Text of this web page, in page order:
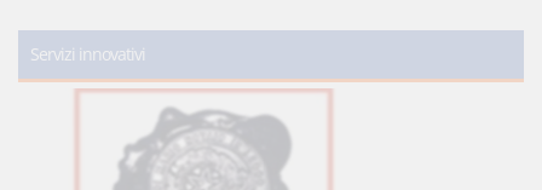
Servizi innovativi